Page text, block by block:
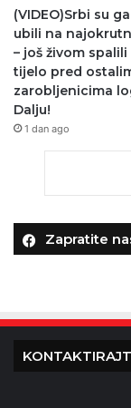
(VIDEO)Srbi su
ubili na
– još živom spalili
tijelo pred
zarobljenicima
Dalju!
1 dan ago
Zapratite